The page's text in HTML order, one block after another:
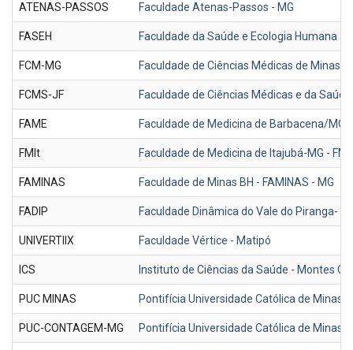
ATENAS-PASSOS Faculdade Atenas-Passos - MG
FASEH Faculdade da Saúde e Ecologia Humana -
FCM-MG Faculdade de Ciências Médicas de Minas
FCMS-JF Faculdade de Ciências Médicas e da
FAME Faculdade de Medicina de Barbacena/MG -
FMIt Faculdade de Medicina de Itajubá-MG - FMIt
FAMINAS Faculdade de Minas BH - FAMINAS - MG
FADIP Faculdade Dinâmica do Vale do Piranga-
UNIVERTIIX Faculdade Vértice - Matipó
ICS Instituto de Ciências da Saúde - Montes
PUC MINAS Pontifícia Universidade Católica de Minas
PUC-CONTAGEM-MG Pontifícia Universidade Católica de Minas